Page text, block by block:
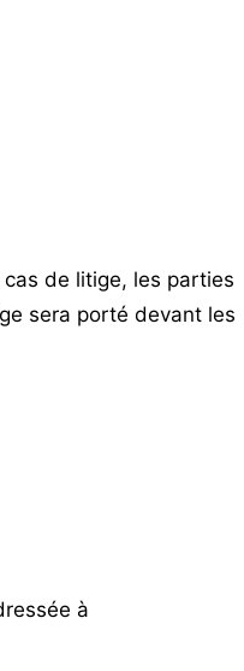
de litige, les parties
sera porté devant les
à